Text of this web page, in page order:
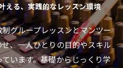
える、実践的なレッスン環境
グループレッスンとマンツー
、一人ひとりの目的やスキル
います。基礎からじっくり学